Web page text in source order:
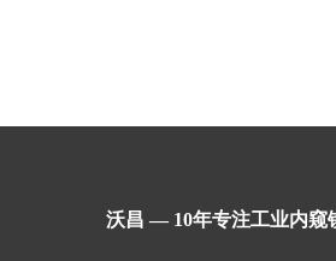
沃昌 — 10年专注工业内窥